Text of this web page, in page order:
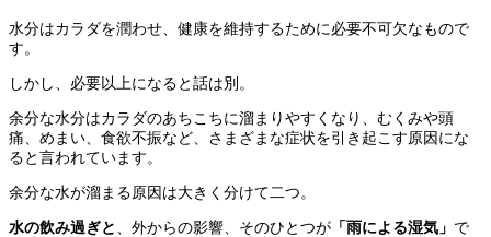
水分はカラダを潤わせ、健康を維持するために必要不可欠なもので
す。
しかし、必要以上になると話は別。
余分な水分はカラダのあちこちに溜まりやすくなり、むくみや頭
痛、めまい、食欲不振など、さまざまな症状を引き起こす原因にな
ると言われています。
余分な水が溜まる原因は大きく分けて二つ。
水の飲み過ぎと 、外からの影響、そのひとつが 「雨による湿気」 で